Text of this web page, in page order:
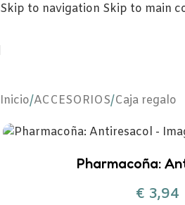
Skip to navigation Skip to main
Inicio/ACCESORIOS/Caja regalo
Pharmacoña:
€ 3,94